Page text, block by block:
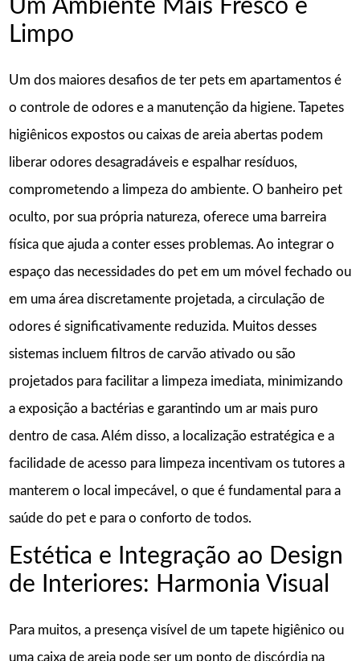
Um Ambiente Mais Fresco e
Limpo
Um dos maiores desafios de ter pets em apartamentos é
o controle de odores e a manutenção da higiene. Tapetes
higiênicos expostos ou caixas de areia abertas podem
liberar odores desagradáveis e espalhar resíduos,
comprometendo a limpeza do ambiente. O banheiro pet
oculto, por sua própria natureza, oferece uma barreira
física que ajuda a conter esses problemas. Ao integrar o
espaço das necessidades do pet em um móvel fechado ou
em uma área discretamente projetada, a circulação de
odores é significativamente reduzida. Muitos desses
sistemas incluem filtros de carvão ativado ou são
projetados para facilitar a limpeza imediata, minimizando
a exposição a bactérias e garantindo um ar mais puro
dentro de casa. Além disso, a localização estratégica e a
facilidade de acesso para limpeza incentivam os tutores a
manterem o local impecável, o que é fundamental para a
saúde do pet e para o conforto de todos.
Estética e Integração ao Design
de Interiores: Harmonia Visual
Para muitos, a presença visível de um tapete higiênico ou
uma caixa de areia pode ser um ponto de discórdia na